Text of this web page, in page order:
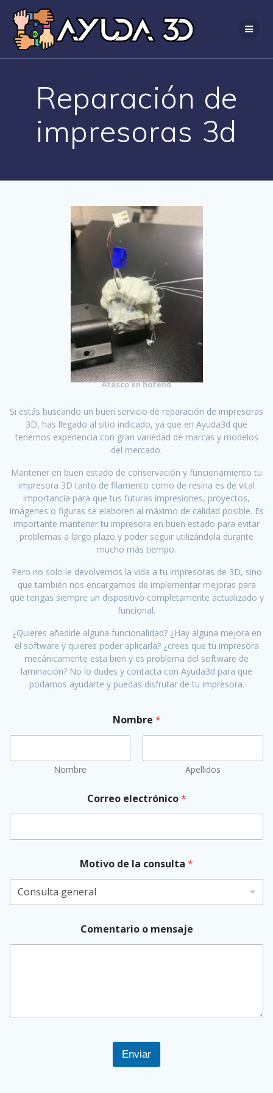
al
contenido
Reparación de
impresoras 3d
Atasco en hotend
Si estás buscando un buen servicio de reparación de impresoras
3D, has llegado al sitio indicado, ya que en Ayuda3d que
tenemos experiencia con gran variedad de marcas y modelos
del mercado.
Mantener en buen estado de conservación y funcionamiento tu
impresora 3D tanto de filamento como de resina es de vital
importancia para que tus futuras impresiones, proyectos,
imágenes o figuras se elaboren al máximo de calidad posible. Es
importante mantener tu impresora en buen estado para evitar
problemas a largo plazo y poder seguir utilizándola durante
mucho más tiempo.
Pero no solo le devolvemos la vida a tu impresoras de 3D, sino
que también nos encargamos de implementar mejoras para
que tengas siempre un dispositivo completamente actualizado y
funcional.
¿Quieres añadirle alguna funcionalidad? ¿Hay alguna mejora en
el software y quieres poder aplicarla? ¿crees que tu impresora
mecánicamente esta bien y es problema del software de
laminación? No lo dudes y contacta con Ayuda3d para que
podamos ayudarte y puedas disfrutar de tu impresora.
Nombre *
Nombre Apellidos
Correo electrónico*
Motivo de la consulta *
Comentario o mensaje
Enviar